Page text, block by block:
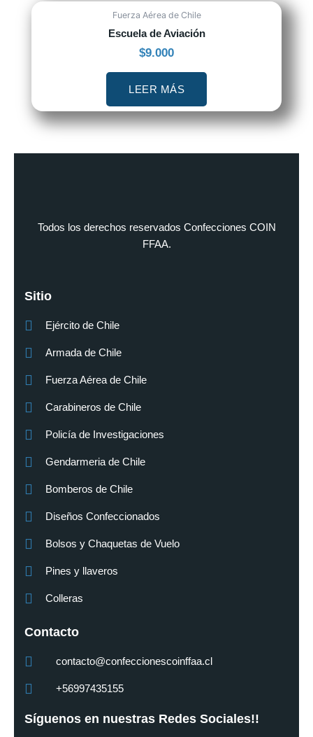
Fuerza Aérea de Chile
Escuela de Aviación
$9.000
LEER MÁS
Todos los derechos reservados Confecciones COIN
FFAA.
Sitio
Ejército de Chile
Armada de Chile
Fuerza Aérea de Chile
Carabineros de Chile
Policía de Investigaciones
Gendarmeria de Chile
Bomberos de Chile
Diseños Confeccionados
Bolsos y Chaquetas de Vuelo
Pines y llaveros
Colleras
Contacto
contacto@confeccionescoinffaa.cl
+56997435155
Síguenos en nuestras Redes Sociales!!